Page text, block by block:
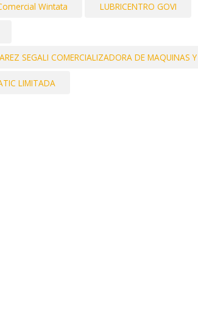
Wintata LUBRICENTRO GOVI
SEGALI COMERCIALIZADORA DE MAQUINAS Y
LIMITADA